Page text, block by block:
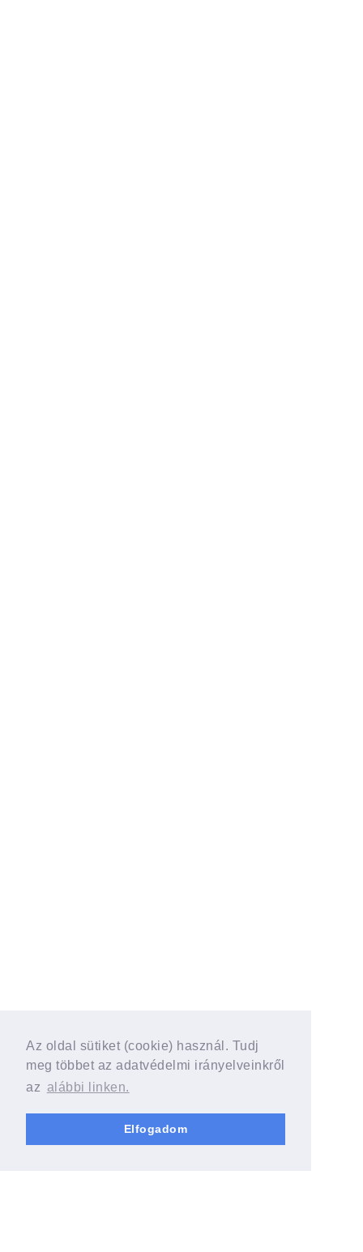
Az oldal sütiket (cookie) használ. Tudj
meg többet az adatvédelmi irányelveinkről
az alábbi linken.
Elfogadom